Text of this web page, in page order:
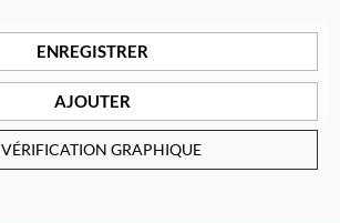
ENREGISTRER
AJOUTER
GRAPHIQUE